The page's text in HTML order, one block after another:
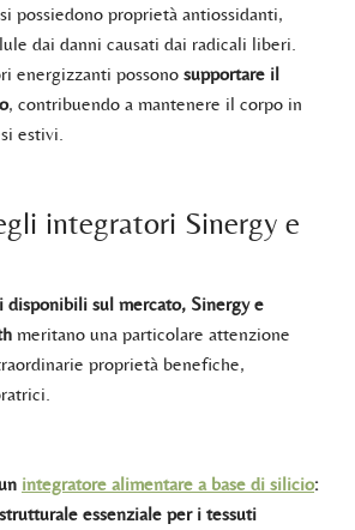
possiedono proprietà antiossidanti,
dai danni causati dai radicali liberi.
energizzanti possono supportare il
, contribuendo a mantenere il corpo in
estivi.
integratori Sinergy e
disponibili sul mercato, Sinergy e
meritano una particolare attenzione
proprietà benefiche,
integratore alimentare a base di silicio:
essenziale per i tessuti